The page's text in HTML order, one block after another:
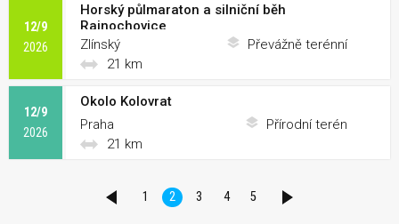
12/9
2026 Zlínský
Horský půlmaraton a silniční běh
Rajnochovice
Převážně terénní
21 km
12/9
2026
Praha
Okolo Kolovrat
Přírodní terén
21 km
PŘEDCHOZÍ
1 2 3 4 5
DALŠÍ